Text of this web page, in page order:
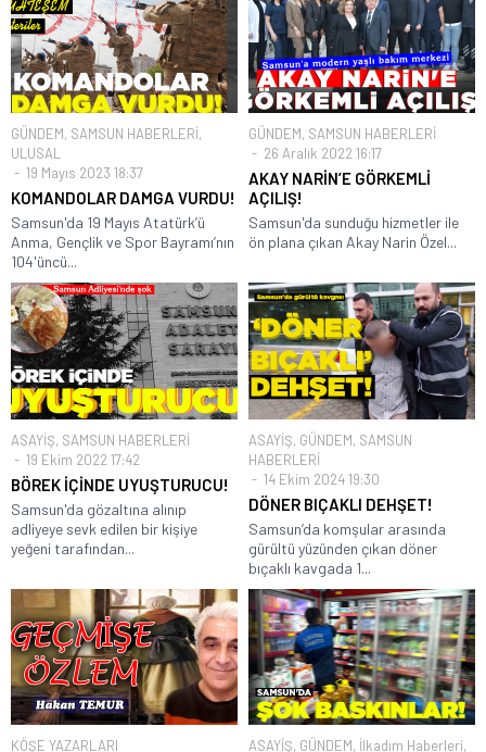
GÜNDEM, SAMSUN HABERLERİ,
ULUSAL
19 Mayıs 2023 18:37
KOMANDOLAR DAMGA VURDU!
Samsun'da 19 Mayıs Atatürk’ü
Anma, Gençlik ve Spor Bayramı’nın
104'üncü...
GÜNDEM, SAMSUN HABERLERİ
26 Aralık 2022 16:17
AKAY NARİN’E GÖRKEMLİ
AÇILIŞ!
Samsun'da sunduğu hizmetler ile
ön plana çıkan Akay Narin Özel...
ASAYİŞ, SAMSUN HABERLERİ
19 Ekim 2022 17:42
BÖREK İÇİNDE UYUŞTURUCU!
Samsun'da gözaltına alınıp
adliyeye sevk edilen bir kişiye
yeğeni tarafından...
ASAYİŞ, GÜNDEM, SAMSUN
HABERLERİ
14 Ekim 2024 19:30
DÖNER BIÇAKLI DEHŞET!
Samsun’da komşular arasında
gürültü yüzünden çıkan döner
bıçaklı kavgada 1...
KÖŞE YAZARLARI ASAYİŞ, GÜNDEM, İlkadım Haberleri,